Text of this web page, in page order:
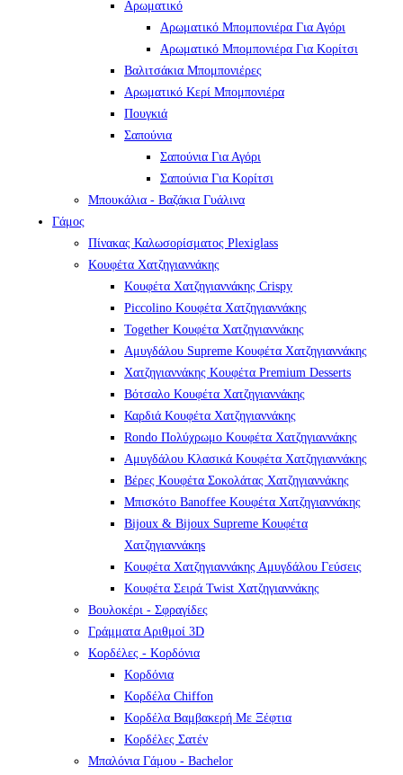
Αρωματικό
Αρωματικό Μπομπονιέρα Για Αγόρι
Αρωματικό Μπομπονιέρα Για Κορίτσι
Βαλιτσάκια Μπομπονιέρες
Αρωματικό Κερί Μπομπονιέρα
Πουγκιά
Σαπούνια
Σαπούνια Για Αγόρι
Σαπούνια Για Κορίτσι
Μπουκάλια - Βαζάκια Γυάλινα
Γάμος
Πίνακας Καλωσορίσματος Plexiglass
Κουφέτα Χατζηγιαννάκης
Κουφέτα Χατζηγιαννάκης Crispy
Piccolino Κουφέτα Χατζηγιαννάκης
Together Κουφέτα Χατζηγιαννάκης
Αμυγδάλου Supreme Κουφέτα Χατζηγιαννάκης
Χατζηγιαννάκης Κουφέτα Premium Desserts
Βότσαλο Κουφέτα Χατζηγιαννάκης
Καρδιά Κουφέτα Χατζηγιαννάκης
Rondo Πολύχρωμο Κουφέτα Χατζηγιαννάκης
Αμυγδάλου Κλασικά Κουφέτα Χατζηγιαννάκης
Βέρες Κουφέτα Σοκολάτας Χατζηγιαννάκης
Μπισκότο Banoffee Κουφέτα Χατζηγιαννάκης
Bijoux & Bijoux Supreme Κουφέτα
Χατζηγιαννάκηs
Κουφέτα Χατζηγιαννάκης Αμυγδάλου Γεύσεις
Κουφέτα Σειρά Twist Χατζηγιαννάκης
Βουλοκέρι - Σφραγίδες
Γράμματα Αριθμοί 3D
Κορδέλες - Κορδόνια
Κορδόνια
Κορδέλα Chiffon
Κορδέλα Βαμβακερή Με Ξέφτια
Κορδέλες Σατέν
Μπαλόνια Γάμου - Bachelor